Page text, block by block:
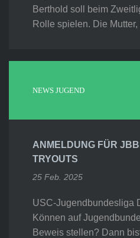
Berthold soll beim
Rolle spielen. Die
NEWS JUGEND
ANMELDUNG FÜR
TRYOUTS
25 Feb. 2025
USC-Jugendbundesliga
Können auf
Beweis stellen? Dann